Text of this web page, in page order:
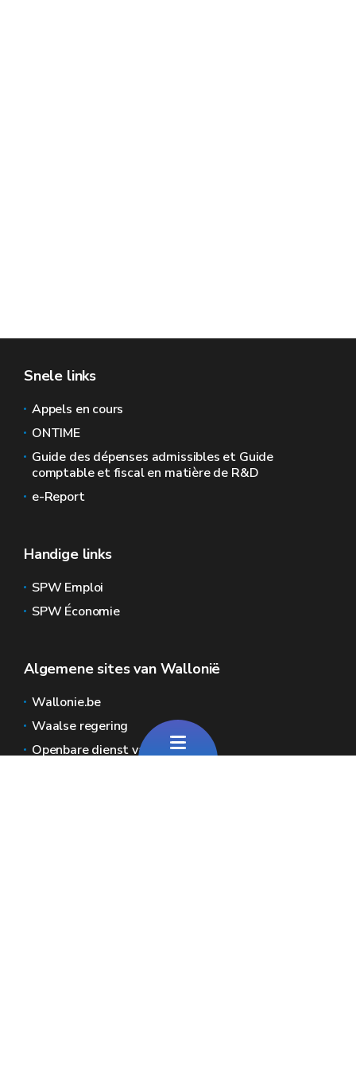
Snele links
Appels en cours
ONTIME
Guide des dépenses admissibles et Guide
comptable et fiscal en matière de R&D
e-Report
Handige links
SPW Emploi
SPW Économie
Algemene sites van Wallonië
Wallonie.be
Waalse regering
Openbare dienst van Wallonië